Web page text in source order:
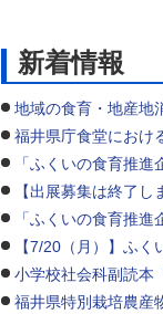
交通・道路
河川・砂防・港湾
自然
新着情報
地域の食育・地産地
福井県庁食堂にお
「ふくいの食育推進
【出展募集は終了
「ふくいの食育推
【7/20（月）】ふ
小学校社会科副読本
福井県特別栽培農産